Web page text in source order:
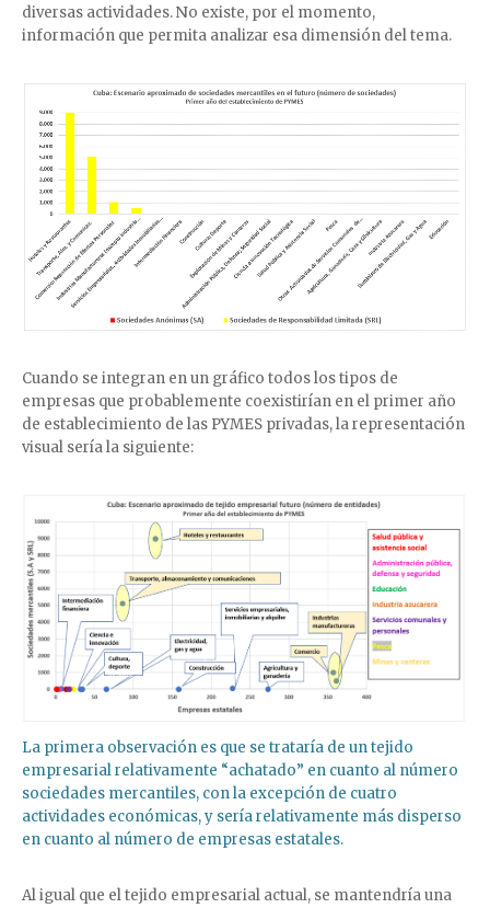
diversas actividades. No existe, por el momento,
información que permita analizar esa dimensión del tema.
Cuando se integran en un gráfico todos los tipos de
empresas que probablemente coexistirían en el primer año
de establecimiento de las PYMES privadas, la representación
visual sería la siguiente:
La primera observación es que se trataría de un tejido
empresarial relativamente “achatado” en cuanto al número
sociedades mercantiles, con la excepción de cuatro
actividades económicas, y sería relativamente más disperso
en cuanto al número de empresas estatales.
Al igual que el tejido empresarial actual, se mantendría una